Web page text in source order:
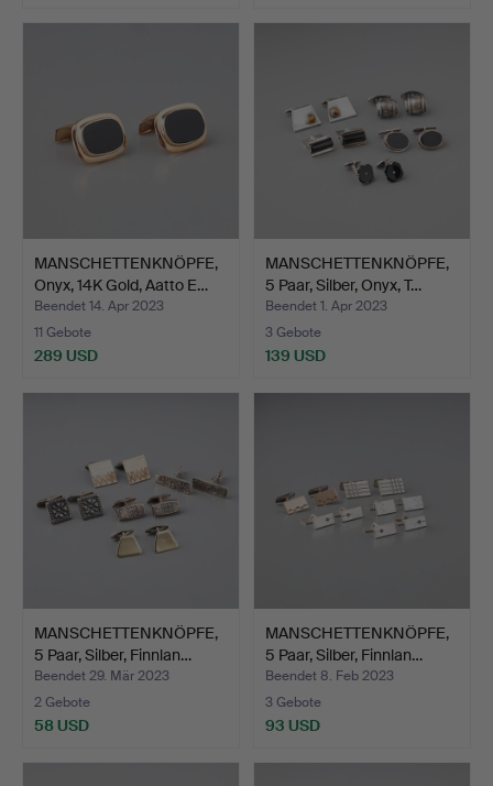
MANSCHETTENKNÖPFE,
Onyx, 14K Gold, Aatto E…
Beendet 14. Apr 2023
11 Gebote
289 USD
MANSCHETTENKNÖPFE,
5 Paar, Silber, Onyx, T…
Beendet 1. Apr 2023
3 Gebote
139 USD
MANSCHETTENKNÖPFE,
5 Paar, Silber, Finnlan…
Beendet 29. Mär 2023
2 Gebote
58 USD
MANSCHETTENKNÖPFE,
5 Paar, Silber, Finnlan…
Beendet 8. Feb 2023
3 Gebote
93 USD